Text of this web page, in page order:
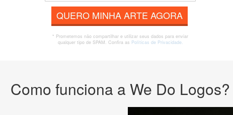
QUERO MINHA ARTE AGORA
* Prometemos não compartilhar e utilizar seus dados para enviar
qualquer tipo de SPAM. Confira as Políticas de Privacidade.
Como funciona a We Do Logos?